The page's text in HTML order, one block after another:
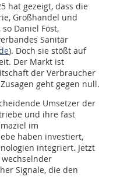
hat gezeigt, dass die
Großhandel und
Daniel Föst,
Sanitär
). Doch sie stößt auf
Der Markt ist
der Verbraucher
geht gegen null.
Umsetzer der
und ihre fast
im
haben investiert,
integriert. Jetzt
Signale, die den